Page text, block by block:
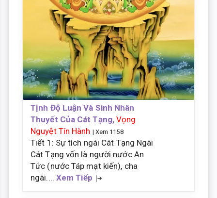
Tịnh Độ Luận Và Sinh Nhân
Thuyết Của Cát Tạng,Vọng
Nguyệt Tín Hành | Xem 1158
Tiết 1: Sự tích ngài Cát Tạng Ngài
Cát Tạng vốn là người nước An
Tức (nước Táp mạt kiến), cha
ngài.... Xem Tiếp